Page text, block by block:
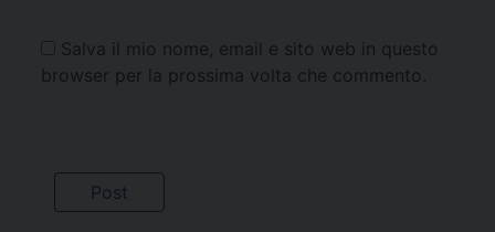
Salva il mio nome, email e sito web in questo
browser per la prossima volta che commento.